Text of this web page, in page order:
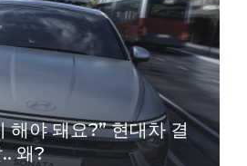
해야 돼요?” 현대차 결
왜?